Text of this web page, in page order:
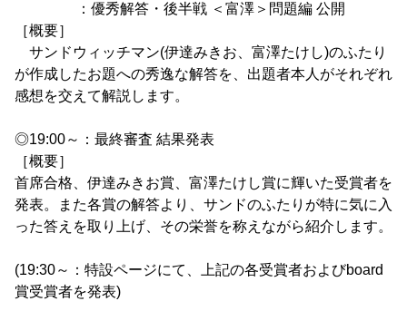
：優秀解答・後半戦 ＜富澤＞問題編 公開
［概要］
サンドウィッチマン(伊達みきお、富澤たけし)のふたり
が作成したお題への秀逸な解答を、出題者本人がそれぞれ
感想を交えて解説します。
◎19:00～：最終審査 結果発表
［概要］
首席合格、伊達みきお賞、富澤たけし賞に輝いた受賞者を
発表。また各賞の解答より、サンドのふたりが特に気に入
った答えを取り上げ、その栄誉を称えながら紹介します。
(19:30～：特設ページにて、上記の各受賞者およびboard
賞受賞者を発表)